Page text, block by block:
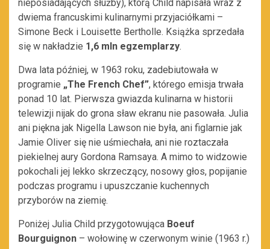
nieposiadających służby), którą Child napisała wraz z
dwiema francuskimi kulinarnymi przyjaciółkami –
Simone Beck i Louisette Bertholle. Książka sprzedała
się w nakładzie 1,6 mln egzemplarzy.
Dwa lata później, w 1963 roku, zadebiutowała w
programie „The French Chef”, którego emisja trwała
ponad 10 lat. Pierwsza gwiazda kulinarna w historii
telewizji nijak do grona sław ekranu nie pasowała. Julia
ani piękna jak Nigella Lawson nie była, ani figlarnie jak
Jamie Oliver się nie uśmiechała, ani nie roztaczała
piekielnej aury Gordona Ramsaya. A mimo to widzowie
pokochali jej lekko skrzeczący, nosowy głos, popijanie
podczas programu i upuszczanie kuchennych
przyborów na ziemię.
Poniżej Julia Child przygotowująca Boeuf
Bourguignon – wołowinę w czerwonym winie (1963 r.)